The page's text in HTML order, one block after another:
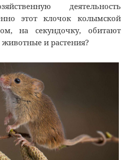
деятельность
этот клочок колымской
на секундочку, обитают
и растения?